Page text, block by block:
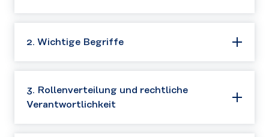
Der Schutz personenbezogener Daten
GmbH” und dem Hauptverein “Sindbad
Österreich” (in Folge „
wichtiges Anliegen. Die Verarbeitung
2. Wichtige Begriffe
Wir verwenden die in der DSGVO
niedergelegten Begriffe. Zur besseren
im Folgenden die wichtigsten
3. Rollenverteilung und rechtliche
Verantwortlichkeit